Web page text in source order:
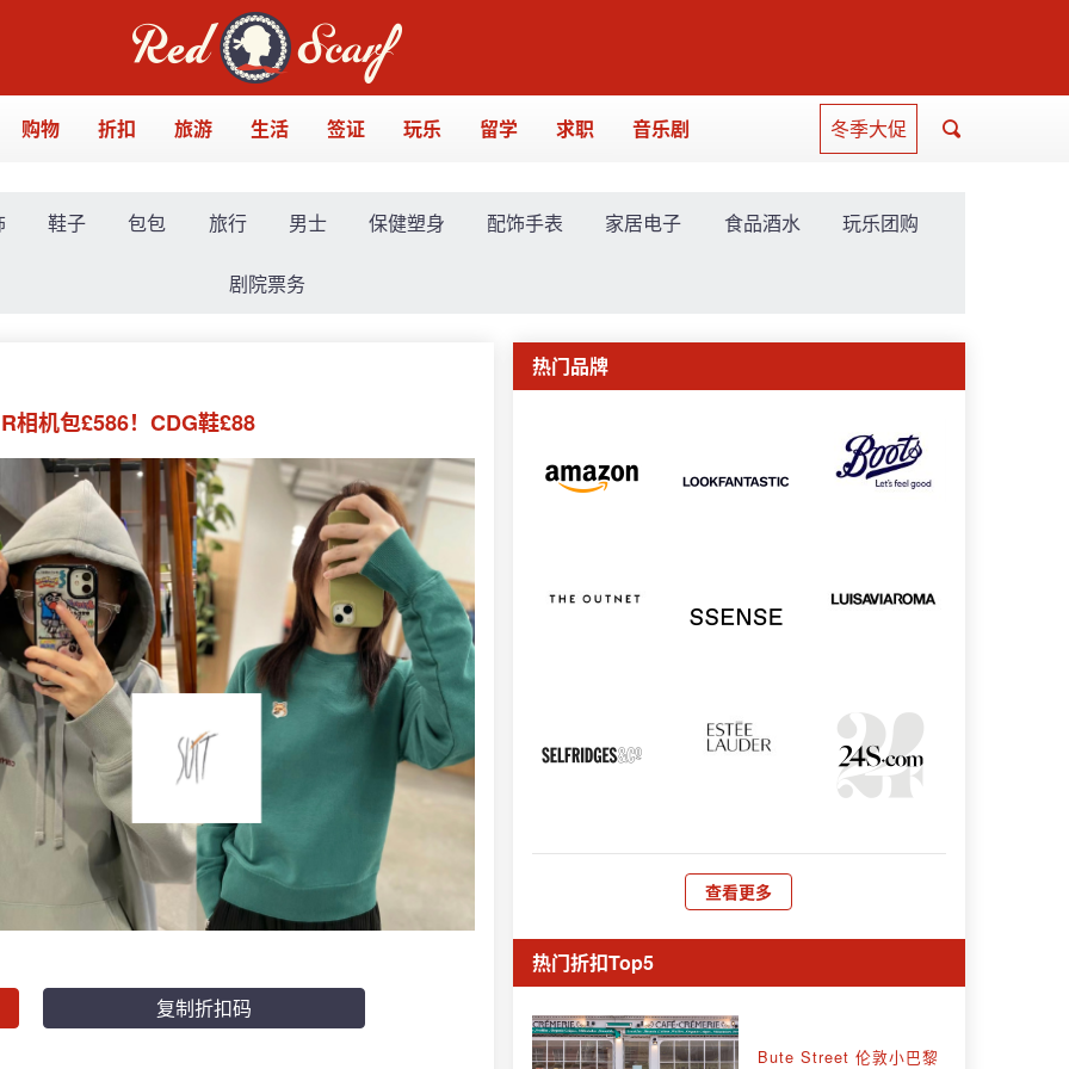
购物 折扣 旅游 生活 签证 玩乐 留学 求职 音乐剧 冬季大促
鞋子 包包 旅行 男士 保健塑身 配饰手表 家居电子 食品酒水 玩乐团购
剧院票务
相机包£586！CDG鞋£88
复制折扣码
热门品牌
查看更多
热门折扣Top5
Bute Street 伦敦小巴黎